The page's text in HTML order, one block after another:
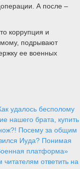
А после –
коррупция и
подрывают
ее военных
удалось бесполому
нашего брата, купить
нож?! Посему за общим
Иуда? Понимая
платформа»
ответить на